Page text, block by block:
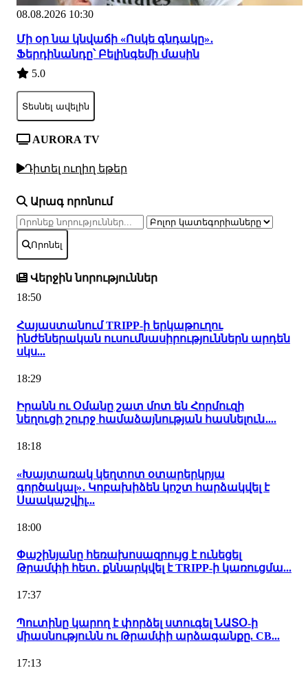
08.08.2026 10:30
Մի օր նա կնվաճի «Ոսկե գնդակը»․
Ֆերդինանդը՝ Բելինգեմի մասին
5.0
Տեսնել ավելին
AURORA TV
Դիտել ուղիղ եթեր
Արագ որոնում
Որոնել
Վերջին նորություններ
18:50
Հայաստանում TRIPP-ի երկաթուղու
ինժեներական ուսումնասիրություններն արդեն
սկս...
18:29
Իրանն ու Օմանը շատ մոտ են Հորմուզի
նեղուցի շուրջ համաձայնության հասնելուն․...
18:18
«Խայտառակ կեղտոտ օտարերկրյա
գործակալ»․ Կոբախիձեն կոշտ հարձակվել է
Սաակաշվիլ...
18:00
Փաշինյանը հեռախոսազրույց է ունեցել
Թրամփի հետ․ քննարկվել է TRIPP-ի կառուցմա...
17:37
Պուտինը կարող է փորձել ստուգել ՆԱՏՕ-ի
միասնությունն ու Թրամփի արձագանքը. CB...
17:13